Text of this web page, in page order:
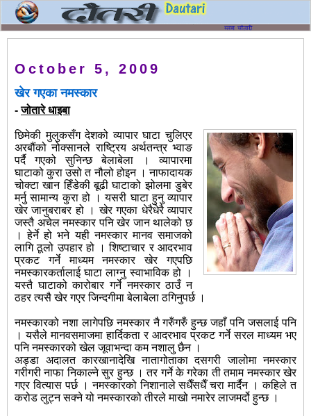
October 5, 2009
खेर गएका नमस्कार
-जोतारे धाइबा
छिमेकी मुलुकसँग देशको व्यापार घाटा चुलिएर
अरबौंको नोक्सानले राष्ट्रिय अर्थतन्त्र भ्वाङ
पर्दै गएको सुनिन्छ बेलाबेला । व्यापारमा
घाटाको कुरा उसो त नौलो होइन । नाफादायक
चोक्टा खान हिँडेकी बूढी घाटाको झोलमा डुबेर
मर्नु सामान्य कुरा हो । यसरी घाटा हुनु व्यापार
खेर जानुबराबर हो । खेर गएका धेरैधेरै व्यापार
जस्तै अचेल नमस्कार पनि खेर जान थालेको छ
। हेर्ने हो भने यही नमस्कार मानव समाजको
लागि ठूलो उपहार हो । शिष्टाचार र आदरभाव
प्रकट गर्ने माध्यम नमस्कार खेर गएपछि
नमस्कारकर्तालाई घाटा लाग्नु स्वाभाविक हो ।
यस्तै घाटाको कारोबार गर्ने नमस्कार ठाउँ न
ठहर त्यसै खेर गएर जिन्दगीमा बेलाबेला ठगिनुपर्छ ।
नमस्कारको नशा लागेपछि नमस्कार नै गरुँगरुँ हुन्छ जहाँ पनि जसलाई पनि
। यसैले मानवसमाजमा हार्दिकता र आदरभाव प्रकट गर्ने सरल माध्यम भए
पनि नमस्कारको खेल जूवाभन्दा कम नशालु छैन ।
अड्डा अदालत कारखानादेखि नातागोताका दसगरी जालोमा नमस्कार
गरीगरी नाफा निकाल्ने सुर हुन्छ । तर गर्ने के गरेका ती तमाम नमस्कार खेर
गएर वित्यास पर्छ । नमस्कारको निशानाले सधैँसधैँ चरा मार्दैन । कहिले त
करोड लुट्न सक्ने यो नमस्कारको तीरले माखो नमारेर लाजमर्दो हुन्छ ।